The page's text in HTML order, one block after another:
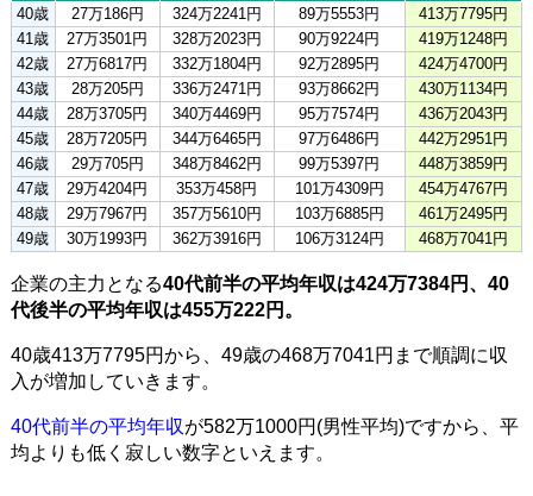
40歳 27万186円 324万2241円 89万5553円
413万7795円
41歳
27万3501円 328万2023円 90万9224円
419万1248円
42歳
27万6817円 332万1804円 92万2895円
424万4700円
43歳
28万205円 336万2471円 93万8662円
430万1134円
44歳
28万3705円 340万4469円 95万7574円
436万2043円
45歳
28万7205円 344万6465円 97万6486円
442万2951円
46歳
29万705円 348万8462円 99万5397円
448万3859円
47歳
29万4204円 353万458円 101万4309円
454万4767円
48歳
29万7967円 357万5610円 103万6885円
461万2495円
49歳
30万1993円 362万3916円 106万3124円 468万7041円
企業の主力となる40代前半の平均年収は424万7384円、40
代後半の平均年収は455万222円。
40歳413万7795円から、49歳の468万7041円まで順調に収
入が増加していきます。
40代前半の平均年収が582万1000円(男性平均)ですから、平
均よりも低く寂しい数字といえます。